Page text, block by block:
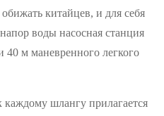
китайцев, и для себя
воды насосная станция
м маневренного легкого
шлангу прилагается